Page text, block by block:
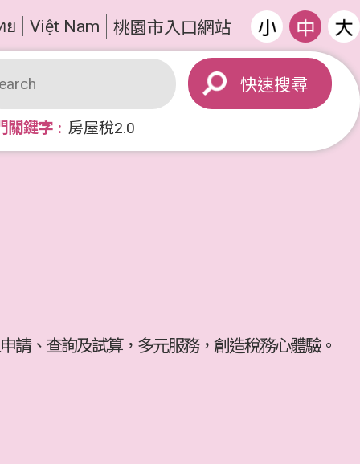
ย Việt Nam 桃園市入口網站
搜尋
關鍵字 房屋稅2.0
請、查詢及試算，多元服務，創造稅務心體驗。